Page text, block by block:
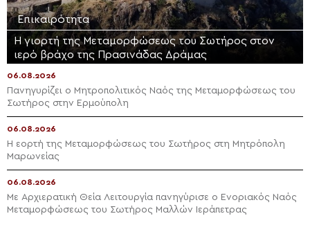
Επικαιρότητα
Η γιορτή της Μεταμορφώσεως του Σωτήρος στον
ιερό βράχο της Πρασινάδας Δράμας
06.08.2026
Πανηγυρίζει ο Μητροπολιτικός Ναός της Μεταμορφώσεως του
Σωτήρος στην Ερμούπολη
06.08.2026
Η εορτή της Μεταμορφώσεως του Σωτήρος στη Μητρόπολη
Μαρωνείας
06.08.2026
Με Αρχιερατική Θεία Λειτουργία πανηγύρισε ο Ενοριακός Ναός
Μεταμορφώσεως του Σωτήρος Μαλλών Ιεράπετρας